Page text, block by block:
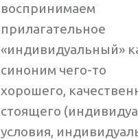
воспринимаем
прилагательное
«индивидуальный»
синоним чего-то
хорошего,
стоящего
условия,